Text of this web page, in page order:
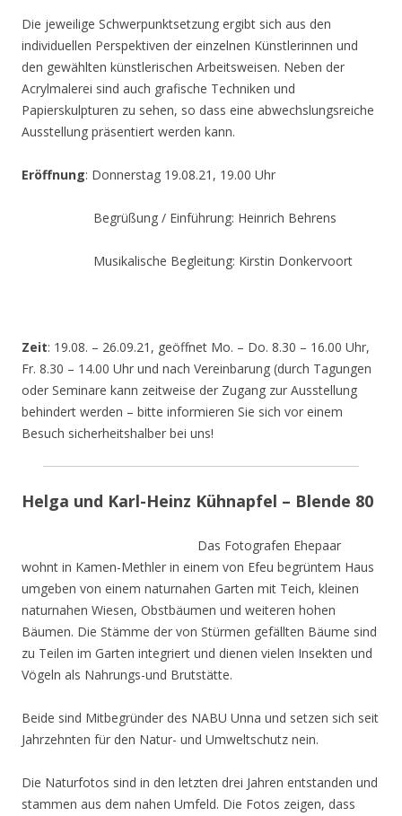
Die jeweilige Schwerpunktsetzung ergibt sich aus den
individuellen Perspektiven der einzelnen Künstlerinnen und
den gewählten künstlerischen Arbeitsweisen. Neben der
Acrylmalerei sind auch grafische Techniken und
Papierskulpturen zu sehen, so dass eine abwechslungsreiche
Ausstellung präsentiert werden kann.
Eröffnung: Donnerstag 19.08.21, 19.00 Uhr
Begrüßung / Einführung: Heinrich Behrens
Musikalische Begleitung: Kirstin Donkervoort
Zeit: 19.08. – 26.09.21, geöffnet Mo. – Do. 8.30 – 16.00 Uhr,
Fr. 8.30 – 14.00 Uhr und nach Vereinbarung (durch Tagungen
oder Seminare kann zeitweise der Zugang zur Ausstellung
behindert werden – bitte informieren Sie sich vor einem
Besuch sicherheitshalber bei uns!
Helga und Karl-Heinz Kühnapfel – Blende 80
Das Fotografen Ehepaar
wohnt in Kamen-Methler in einem von Efeu begrüntem Haus
umgeben von einem naturnahen Garten mit Teich, kleinen
naturnahen Wiesen, Obstbäumen und weiteren hohen
Bäumen. Die Stämme der von Stürmen gefällten Bäume sind
zu Teilen im Garten integriert und dienen vielen Insekten und
Vögeln als Nahrungs-und Brutstätte.
Beide sind Mitbegründer des NABU Unna und setzen sich seit
Jahrzehnten für den Natur- und Umweltschutz nein.
Die Naturfotos sind in den letzten drei Jahren entstanden und
stammen aus dem nahen Umfeld. Die Fotos zeigen, dass